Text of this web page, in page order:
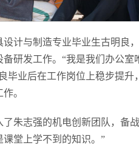
设计与制造专业毕业生古明良
研发工作。“我是我们办公
毕业后在工作岗位上稳步提
。
了朱志强的机电创新团队，备
堂上学不到的知识。”